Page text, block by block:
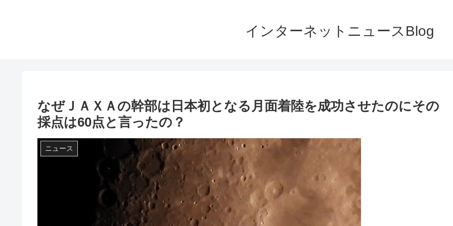
インターネットニュースBlog
なぜＪＡＸＡの幹部は日本初となる月面着陸を成功させたのにその
採点は60点と言ったの？
ニュース